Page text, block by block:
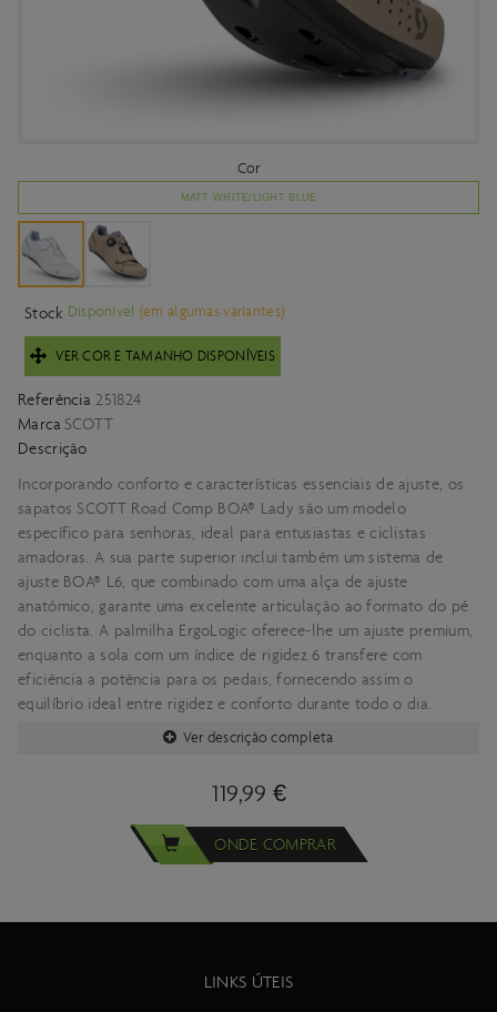
Cor
MATT WHITE/LIGHT BLUE
Stock Disponível (em algumas variantes)
VER COR E TAMANHO DISPONÍVEIS
Referência 251824
Marca SCOTT
Descrição
Incorporando conforto e características essenciais de ajuste, os
sapatos SCOTT Road Comp BOA® Lady são um modelo
específico para senhoras, ideal para entusiastas e ciclistas
amadoras. A sua parte superior inclui também um sistema de
ajuste BOA® L6, que combinado com uma alça de ajuste
anatómico, garante uma excelente articulação ao formato do pé
do ciclista. A palmilha ErgoLogic oferece-lhe um ajuste premium,
enquanto a sola com um índice de rigidez 6 transfere com
eficiência a potência para os pedais, fornecendo assim o
equilíbrio ideal entre rigidez e conforto durante todo o dia.
Ver descrição completa
119,99 €
ONDE COMPRAR
LINKS ÚTEIS